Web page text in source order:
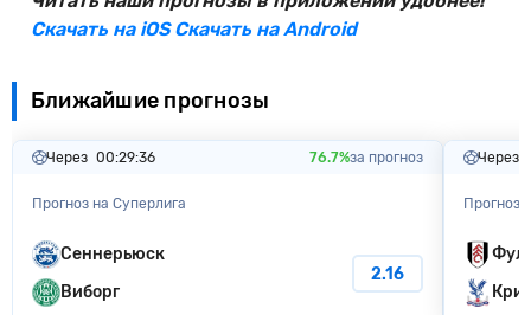
Скачать на iOSСкачать на Android
Ближайшие прогнозы
Через 00:29:35 76.7%за прогноз
Прогноз на Суперлига
Сеннерьюск
Виборг
2.16
Через
Прогноз